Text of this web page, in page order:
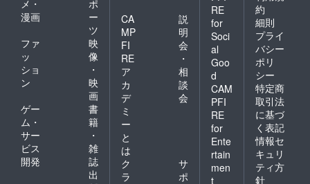
メ・
漫画
ポ
ー
ツ
ファ
ッ
ショ
ン
映
像
・
映
画
ゲー
ム・
サー
ビス
開発
書
籍
・
雑
誌
出
CA
MP
FI
RE
ア
カ
デ
ミ
ー
と
は
説
明
会
・
相
談
会
ク
ラ
サ
ポ
RE
for
Soci
al
Goo
d
CAM
PFI
RE
for
Ente
rtain
men
t
約
細則
プライ
バシー
ポリ
シー
特定商
取引法
に基づ
く表記
情報セ
キュリ
ティ方
針